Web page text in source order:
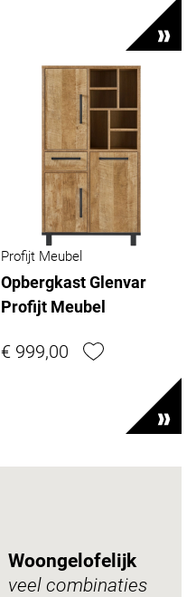
Profijt Meubel
Opbergkast Glenvar
Profijt Meubel
€ 999,00
Woongelofelijk
veel combinaties